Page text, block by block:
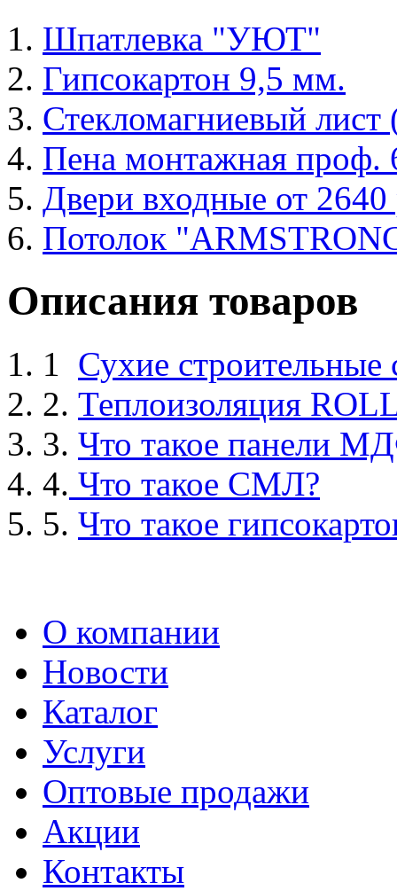
Шпатлевка "УЮТ"
Гипсокартон 9,5 мм.
Стекломагниевый
Пена монтажная проф.
Двери входные от 2640
Потолок
Описания товаров
1 Сухие
2. Теплоизоляция
3. Что такое панели
4. Что такое СМЛ?
5. Что такое
О компании
Новости
Каталог
Услуги
Оптовые продажи
Акции
Контакты